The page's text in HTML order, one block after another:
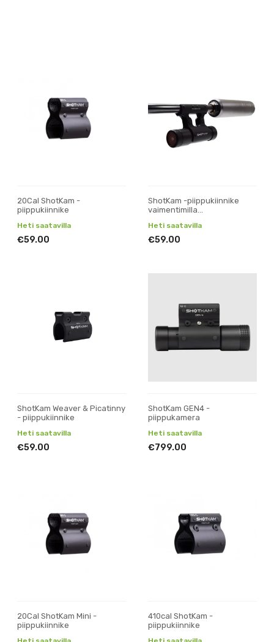
20Cal ShotKam -
piippukiinnike
Heti saatavilla
€59.00
ShotKam -piippukiinnike
vaimentimilla
Heti saatavilla
€59.00
ShotKam Weaver & Picatinny
- piippukiinnike
Heti saatavilla
€59.00
ShotKam GEN4 -
piippukamera
Heti saatavilla
€799.00
20Cal ShotKam Mini -
piippukiinnike
410cal ShotKam -
piippukiinnike